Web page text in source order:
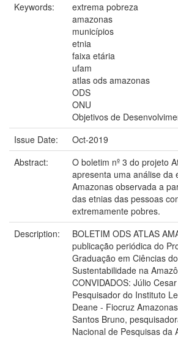
Keywords:
extrema pobreza
amazonas
municípios
etnia
faixa etária
ufam
atlas ods amazonas
ODS
ONU
Objetivos de
Issue Date:
Oct-2019
Abstract:
O boletim nº 3 do projeto
apresenta uma análise da
Amazonas observada a
das etnias das pessoas
extremamente pobres.
Description:
BOLETIM ODS ATLAS
publicação periódica do
Graduação em Ciências
Sustentabilidade na
CONVIDADOS: Júlio
Pesquisador do Instituto
Deane - Fiocruz
Santos Bruno,
Nacional de Pesquisas da